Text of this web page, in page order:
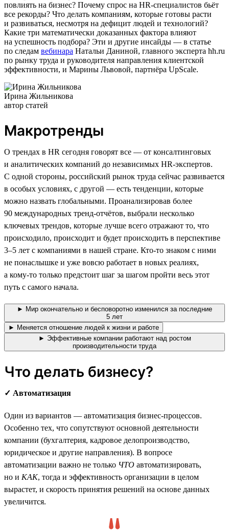
повлиять на бизнес? Почему спрос на HR-специалистов бьёт
все рекорды? Что делать компаниям, которые готовы расти
и развиваться, несмотря на дефицит людей и технологий?
Какие три математически доказанных фактора влияют
на успешность подбора? Эти и другие инсайды — в статье
по следам вебинара Натальи Даниной, главного эксперта hh.ru
по рынку труда и руководителя направления клиентской
эффективности, и Марины Львовой, партнёра UpScale.
Ирина Жильникова
автор статей
Макротренды
О трендах в HR сегодня говорят все — от консалтинговых
и аналитических компаний до независимых HR-экспертов.
С одной стороны, российский рынок труда сейчас развивается
в особых условиях, с другой — есть тенденции, которые
можно назвать глобальными. Проанализировав более
90 международных тренд-отчётов, выбрали несколько
ключевых трендов, которые лучше всего отражают то, что
происходило, происходит и будет происходить в перспективе
3–5 лет с компаниями в нашей стране. Кто-то знаком с ними
не понаслышке и уже вовсю работает в новых реалиях,
а кому-то только предстоит шаг за шагом пройти весь этот
путь с самого начала.
► Мир окончательно и бесповоротно изменился за последние
5 лет
► Меняется отношение людей к жизни и работе
► Эффективные компании работают над ростом
производительности труда
Что делать бизнесу?
✓ Автоматизация
Один из вариантов — автоматизация бизнес-процессов.
Особенно тех, что сопутствуют основной деятельности
компании (бухгалтерия, кадровое делопроизводство,
юридическое и другие направления). В вопросе
автоматизации важно не только ЧТО автоматизировать,
но и КАК, тогда и эффективность организации в целом
вырастет, и скорость принятия решений на основе данных
увеличится.